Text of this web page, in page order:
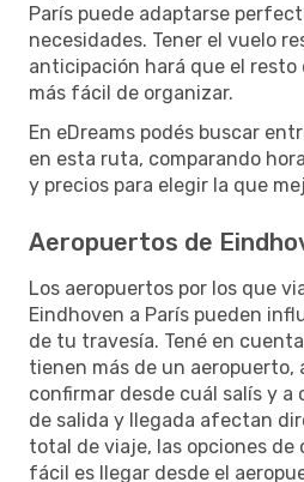
París puede adaptarse
necesidades. Tener el vuelo
anticipación hará que el resto
más fácil de organizar.
En eDreams podés buscar
en esta ruta, comparando
y precios para elegir la que
Aeropuertos de
Los aeropuertos por los que
Eindhoven a París pueden
de tu travesía. Tené en
tienen más de un aeropuerto,
confirmar desde cuál salís y a
de salida y llegada afectan
total de viaje, las opciones de
fácil es llegar desde el